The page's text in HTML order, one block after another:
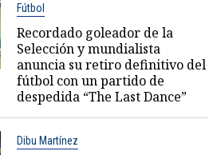
Fútbol
Recordado goleador de la
Selección y mundialista
anuncia su retiro definitivo del
fútbol con un partido de
despedida “The Last Dance”
Dibu Martínez